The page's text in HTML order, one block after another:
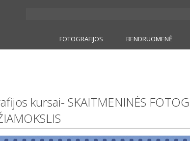
FOTOGRAFIJOS BENDRUOMENĖ
kursai- SKAITMENINĖS